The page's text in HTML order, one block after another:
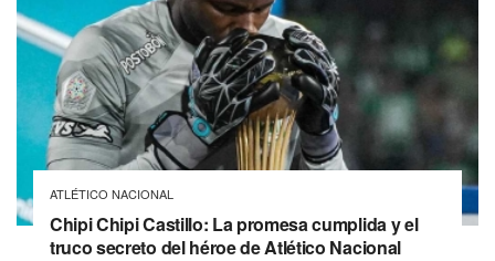
ATLÉTICO NACIONAL
Chipi Chipi Castillo: La promesa cumplida y el
truco secreto del héroe de Atlético Nacional